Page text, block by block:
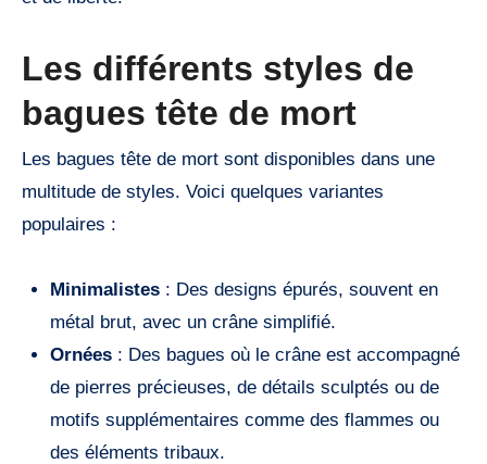
Les différents styles de
bagues tête de mort
Les bagues tête de mort sont disponibles dans une
multitude de styles. Voici quelques variantes
populaires :
Minimalistes: Des designs épurés, souvent en
métal brut, avec un crâne simplifié.
Ornées: Des bagues où le crâne est accompagné
de pierres précieuses, de détails sculptés ou de
motifs supplémentaires comme des flammes ou
des éléments tribaux.